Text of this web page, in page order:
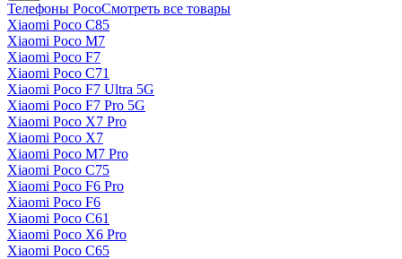
Телефоны PocoСмотреть все товары
Xiaomi Poco C85
Xiaomi Poco M7
Xiaomi Poco F7
Xiaomi Poco C71
Xiaomi Poco F7 Ultra 5G
Xiaomi Poco F7 Pro 5G
Xiaomi Poco X7 Pro
Xiaomi Poco X7
Xiaomi Poco M7 Pro
Xiaomi Poco C75
Xiaomi Poco F6 Pro
Xiaomi Poco F6
Xiaomi Poco C61
Xiaomi Poco X6 Pro
Xiaomi Poco C65